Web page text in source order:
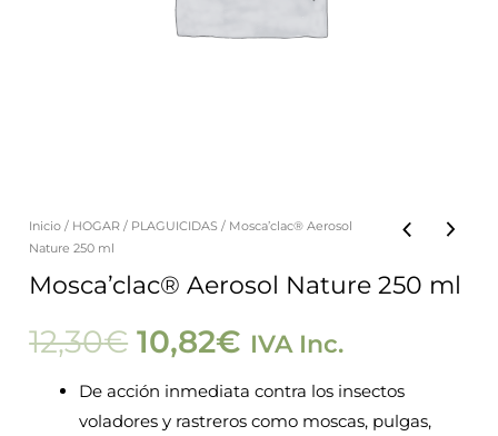
Inicio / HOGAR / PLAGUICIDAS / Mosca’clac® Aerosol
Nature 250 ml
Mosca’clac® Aerosol Nature 250 ml
12,30€
El
precio
original
era:
10,82€
El
precio
actual
es:
IVA Inc.
De acción inmediata contra los insectos
voladores y rastreros como moscas, pulgas,
Mosca'clac®
Nature
250
cantidad